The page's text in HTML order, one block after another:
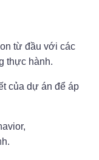
từ đầu với các
thực hành.
của dự án để áp